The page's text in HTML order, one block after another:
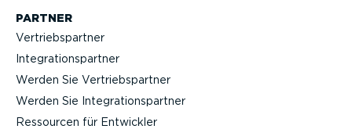
PARTNER
Vertriebs­partner
Integra­ti­ons­partner
Werden Sie Vertriebs­partner
Werden Sie Integra­ti­ons­partner
Ressourcen für Entwickler